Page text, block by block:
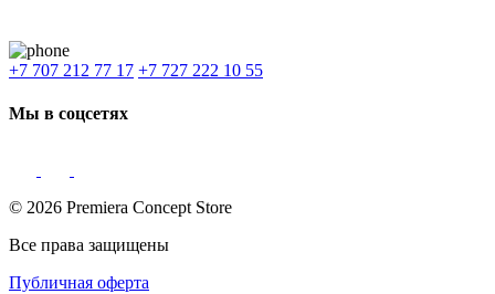
+7 707 212 77 17 +7 727 222 10 55
Мы в соцсетях
© 2026 Premiera Concept Store
Все права защищены
Публичная оферта